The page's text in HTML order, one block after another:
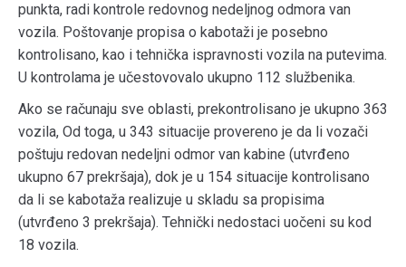
punkta, radi kontrole redovnog nedeljnog odmora van
vozila. Poštovanje propisa o kabotaži je posebno
kontrolisano, kao i tehnička ispravnosti vozila na putevima.
U kontrolama je učestovovalo ukupno 112 službenika.
Ako se računaju sve oblasti, prekontrolisano je ukupno 363
vozila, Od toga, u 343 situacije provereno je da li vozači
poštuju redovan nedeljni odmor van kabine (utvrđeno
ukupno 67 prekršaja), dok je u 154 situacije kontrolisano
da li se kabotaža realizuje u skladu sa propisima
(utvrđeno 3 prekršaja). Tehnički nedostaci uočeni su kod
18 vozila.